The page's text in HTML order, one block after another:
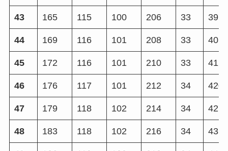
43 165 115 100 206 33 397
44 169 116 101 208 33 405
45 172 116 101 210 33 412
46 176 117 101 212 34 420
47 179 118 102 214 34 427
48 183 118 102 216 34 435